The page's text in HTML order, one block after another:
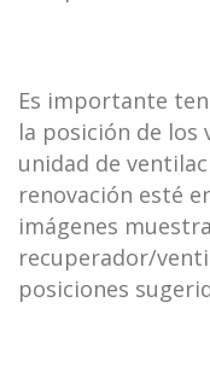
Es importante
la posición de los
unidad de
renovación esté
imágenes
recuperador/
posiciones